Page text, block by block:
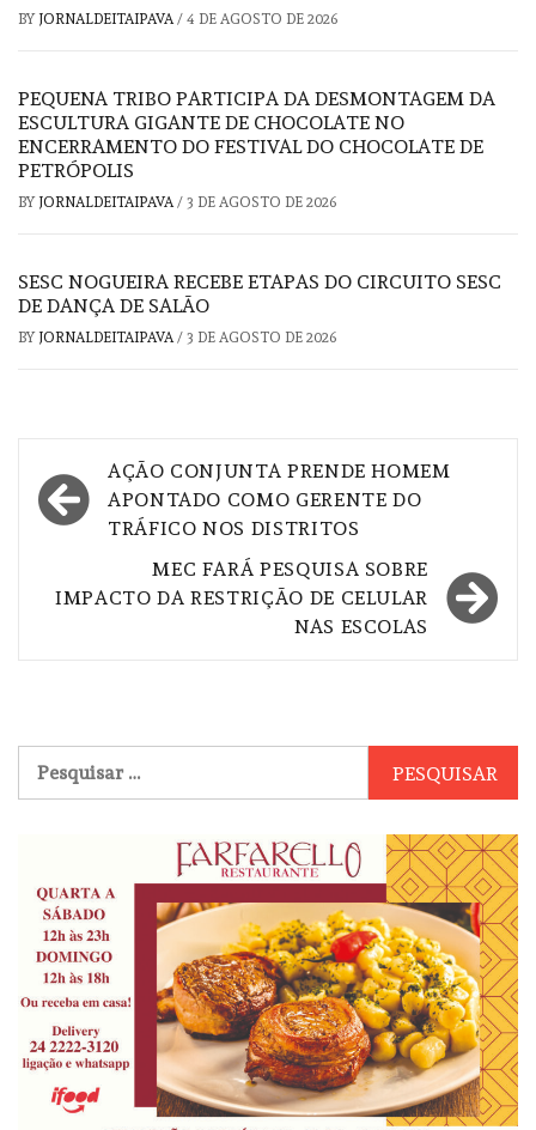
BY JORNALDEITAIPAVA/ 4 DE AGOSTO DE 2026
PEQUENA TRIBO PARTICIPA DA DESMONTAGEM DA
ESCULTURA GIGANTE DE CHOCOLATE NO
ENCERRAMENTO DO FESTIVAL DO CHOCOLATE DE
PETRÓPOLIS
BY JORNALDEITAIPAVA/ 3 DE AGOSTO DE 2026
SESC NOGUEIRA RECEBE ETAPAS DO CIRCUITO SESC
DE DANÇA DE SALÃO
BY JORNALDEITAIPAVA/ 3 DE AGOSTO DE 2026
Navegação
de
AÇÃO CONJUNTA PRENDE HOMEM
APONTADO COMO GERENTE DO
TRÁFICO NOS DISTRITOS
MEC FARÁ PESQUISA SOBRE
IMPACTO DA RESTRIÇÃO DE CELULAR
NAS ESCOLAS